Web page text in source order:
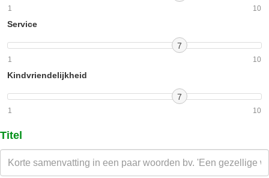
1 10
Service
7
1 10
Kindvriendelijkheid
7
1 10
Titel